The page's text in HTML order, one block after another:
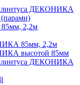
ДЕКОНИКА
2,2м
85мм, 2,2м
высотой 85мм
ДЕКОНИКА